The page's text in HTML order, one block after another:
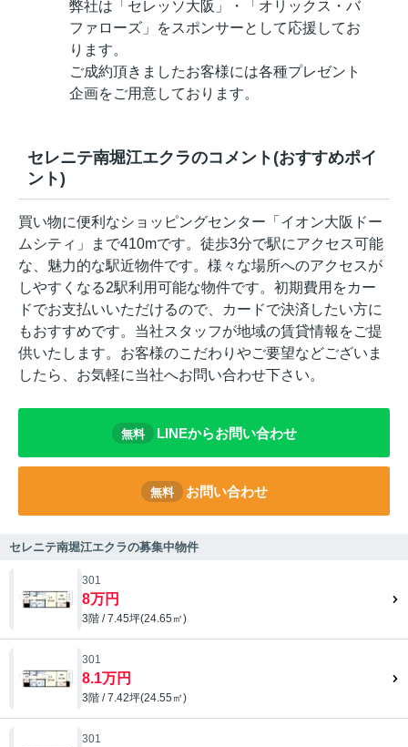
弊社は「セレッソ大阪」・「オリックス・バ
ファローズ」をスポンサーとして応援してお
ります。
ご成約頂きましたお客様には各種プレゼント
企画をご用意しております。
セレニテ南堀江エクラのコメント(おすすめポイ
ント)
買い物に便利なショッピングセンター「イオン大阪ドー
ムシティ」まで410mです。徒歩3分で駅にアクセス可能
な、魅力的な駅近物件です。様々な場所へのアクセスが
しやすくなる2駅利用可能な物件です。初期費用をカー
ドでお支払いいただけるので、カードで決済したい方に
もおすすめです。当社スタッフが地域の賃貸情報をご提
供いたします。お客様のこだわりやご要望などございま
したら、お気軽に当社へお問い合わせ下さい。
無料 LINEからお問い合わせ
無料 お問い合わせ
セレニテ南堀江エクラの募集中物件
301
8万円
3階 / 7.45坪(24.65㎡)
301
8.1万円
3階 / 7.42坪(24.55㎡)
301